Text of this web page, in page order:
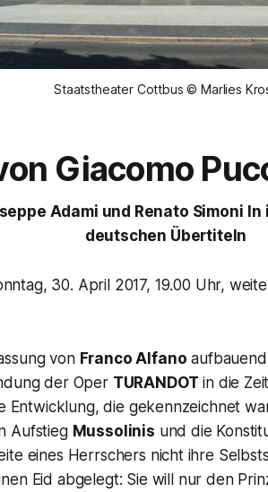
Staatstheater Cottbus © Marlies
Giacomo
Adami und Renato Simoni In
deutschen Übertiteln
30. April 2017, 19.00 Uhr,
von Franco Alfano
der Oper TURANDOT in die
Entwicklung, die gekennzeichnet
Aufstieg Mussolinis und die
eines Herrschers nicht ihre
Eid abgelegt: Sie will nur den